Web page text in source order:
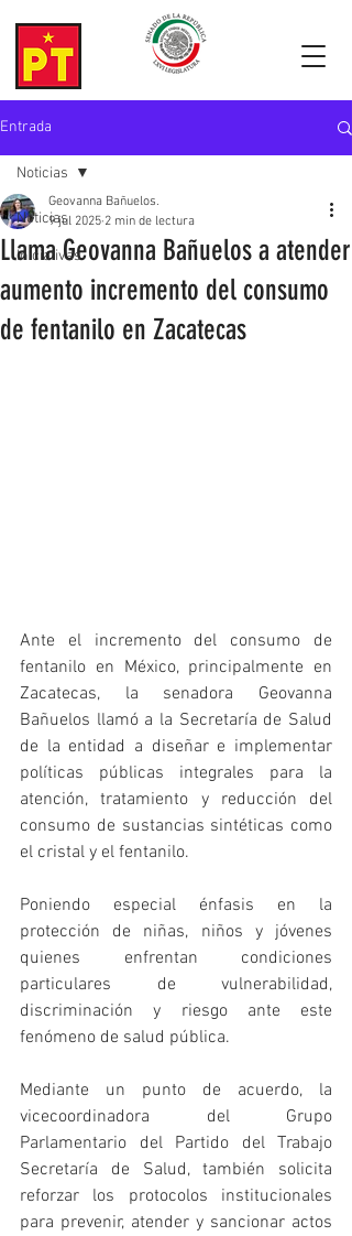
Entrada
Noticias
Iniciativas
Noticias
Llama Geovanna Bañuelos a atender
aumento incremento del consumo
de fentanilo en Zacatecas
Geovanna Bañuelos.
9 jul 2025 2 min de lectura
Ante el incremento del consumo de
fentanilo en México, principalmente en
Zacatecas, la senadora Geovanna
Bañuelos llamó a la Secretaría de Salud
de la entidad a diseñar e implementar
políticas públicas integrales para la
atención, tratamiento y reducción del
consumo de sustancias sintéticas como
el cristal y el fentanilo.
Poniendo especial énfasis en la
protección de niñas, niños y jóvenes
quienes enfrentan condiciones
particulares de vulnerabilidad,
discriminación y riesgo ante este
fenómeno de salud pública.
Mediante un punto de acuerdo, la
vicecoordinadora del Grupo
Parlamentario del Partido del Trabajo
Secretaría de Salud, también solicita
reforzar los protocolos institucionales
para prevenir, atender y sancionar actos